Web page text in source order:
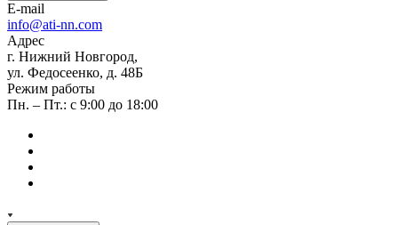
E-mail
info@ati-nn.com
Адрес
г. Нижний Новгород,
ул. Федосеенко, д. 48Б
Режим работы
Пн. – Пт.: с 9:00 до 18:00